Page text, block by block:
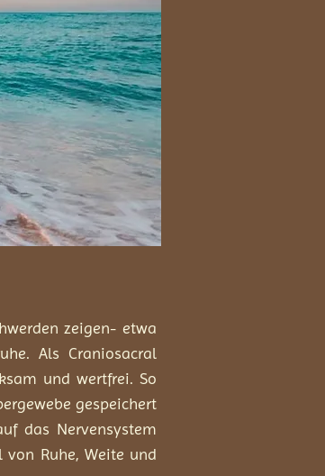
zeigen- etwa
Als Craniosacral
und wertfrei. So
gespeichert
das Nervensystem
Ruhe, Weite und